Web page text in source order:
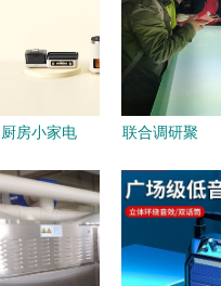
厨房小家电
减，品牌如
何突围？
——看“视
联合调研聚
园 共谋家
用视听设备
销售新路径